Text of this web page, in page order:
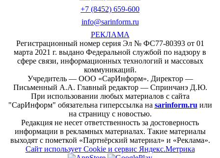
+7 (8452) 659-600
info@sarinform.ru
РЕКЛАМА
Регистрационный номер серия Эл № ФС77-80393 от 01
марта 2021 г. выдано Федеральной службой по надзору в
сфере связи, информационных технологий и массовых
коммуникаций.
Учредитель — ООО «СарИнформ». Директор —
Письменный А.А. Главный редактор — Спринчанэ Д.Ю.
При использовании любых материалов с сайта
"СарИнформ" обязательна гиперссылка на sarinform.ru или
на страницу с новостью.
Редакция не несет ответственность за достоверность
информации в рекламных материалах. Такие материалы
выходят с пометкой «Партнёрский материал» и «Реклама».
Сайт использует Cookie и сервиc Яндекс.Метрика